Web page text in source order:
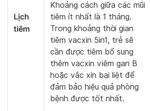
Lịch
tiêm
Khoảng cách giữa các mũi
tiêm ít nhất là 1 tháng.
Trong khoảng thời gian
tiêm vacxin 5in1, trẻ sẽ
cần được tiêm bổ sung
thêm vacxin viêm gan B
hoặc vắc xin bại liệt để
đảm bảo hiệu quả phòng
bệnh được tốt nhất.